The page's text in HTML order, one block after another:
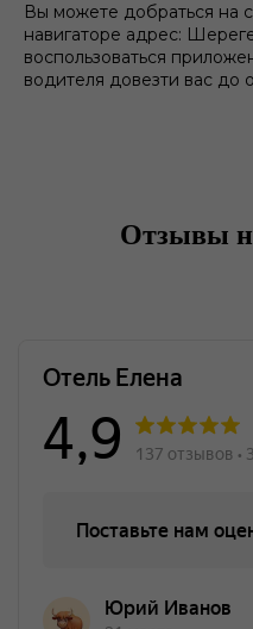
Вы можете добраться на
навигаторе адрес:
воспользоваться
водителя довезти вас до
Отзывы